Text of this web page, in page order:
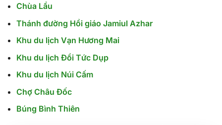
Chùa Lầu
Thánh đường Hồi giáo Jamiul Azhar
Khu du lịch Vạn Hương Mai
Khu du lịch Đồi Tức Dụp
Khu du lịch Núi Cấm
Chợ Châu Đốc
Búng Bình Thiên